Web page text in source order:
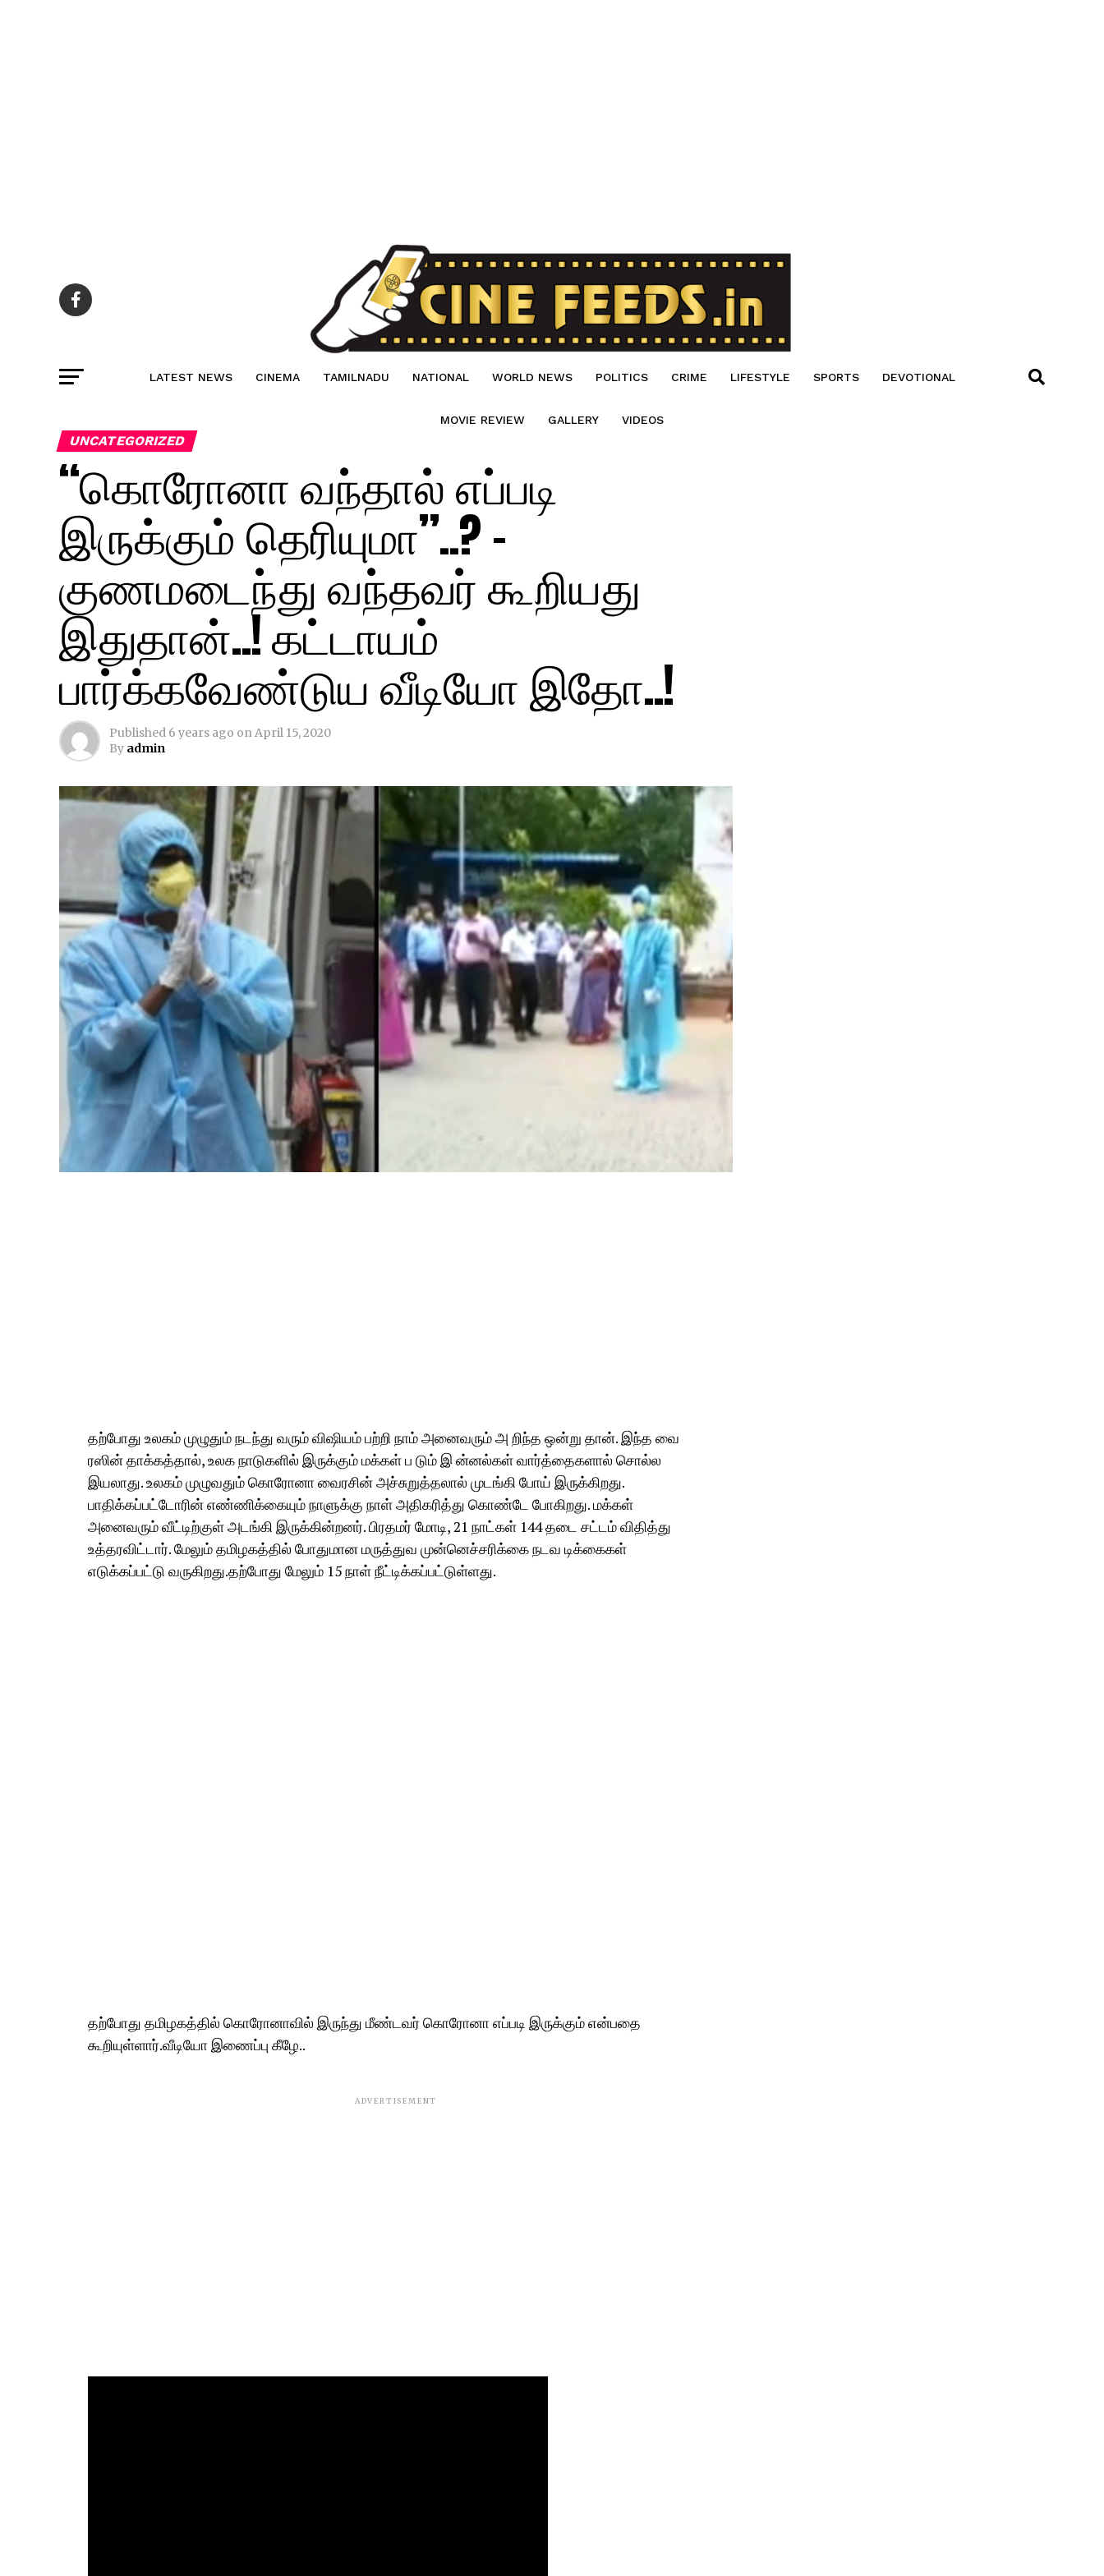
LATEST NEWS CINEMA TAMILNADU NATIONAL WORLD NEWS POLITICS CRIME LIFESTYLE SPORTS DEVOTIONAL
MOVIE REVIEW GALLERY VIDEOS
UNCATEGORIZED
“கொரோனா வந்தால் எப்படி
இருக்கும் தெரியுமா”..? –
குணமடைந்து வந்தவர் கூறியது
இதுதான்..! கட்டாயம்
பார்க்கவேண்டுய வீடியோ இதோ..!
Published 6 years ago onApril 15, 2020
By admin
தற்போது உலகம் முழுதும் நடந்து வரும் விஷியம் பற்றி நாம் அனைவரும் அ றிந்த ஒன்று தான். இந்த வை
ரஸின் தாக்கத்தால், உலக நாடுகளில் இருக்கும் மக்கள் ப டும் இ ன்னல்கள் வார்த்தைகளால் சொல்ல
இயலாது. உலகம் முழுவதும் கொரோனா வைரசின் அச்சுறுத்தலால் முடங்கி போய் இருக்கிறது.
பாதிக்கப்பட்டோரின் எண்ணிக்கையும் நாளுக்கு நாள் அதிகரித்து கொண்டே போகிறது. மக்கள்
அனைவரும் வீட்டிற்குள் அடங்கி இருக்கின்றனர். பிரதமர் மோடி, 21 நாட்கள் 144 தடை சட்டம் விதித்து
உத்தரவிட்டார். மேலும் தமிழகத்தில் போதுமான மருத்துவ முன்னெச்சரிக்கை நடவ டிக்கைகள்
எடுக்கப்பட்டு வருகிறது.தற்போது மேலும் 15 நாள் நீட்டிக்கப்பட்டுள்ளது.
தற்போது தமிழகத்தில் கொரோனாவில் இருந்து மீண்டவர் கொரோனா எப்படி இருக்கும் என்பதை
கூறியுள்ளார்.வீடியோ இணைப்பு கீழே..
ADVERTISEMENT